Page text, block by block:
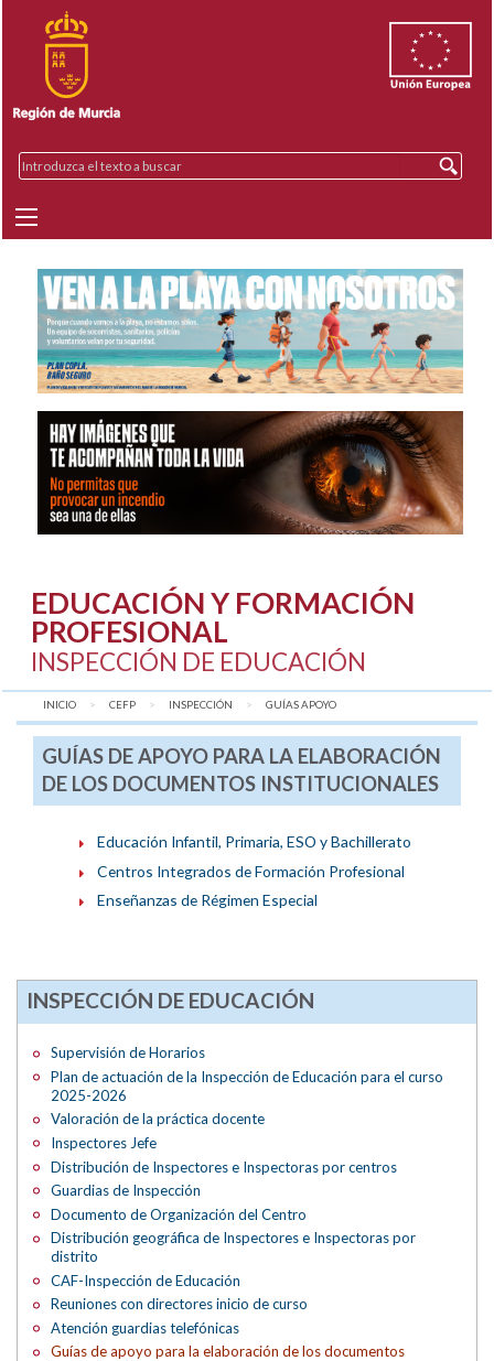
EDUCACIÓN Y FORMACIÓN
PROFESIONAL
INSPECCIÓN DE EDUCACIÓN
INICIO CEFP INSPECCIÓN AQUÍ:
GUÍAS APOYO
GUÍAS DE APOYO PARA LA ELABORACIÓN
DE LOS DOCUMENTOS INSTITUCIONALES
Educación Infantil, Primaria, ESO y Bachillerato
Centros Integrados de Formación Profesional
Enseñanzas de Régimen Especial
INSPECCIÓN DE EDUCACIÓN
Supervisión de Horarios
Plan de actuación de la Inspección de Educación para el curso
2025-2026
Valoración de la práctica docente
Inspectores Jefe
Distribución de Inspectores e Inspectoras por centros
Guardias de Inspección
Documento de Organización del Centro
Distribución geográfica de Inspectores e Inspectoras por
distrito
CAF-Inspección de Educación
Reuniones con directores inicio de curso
Atención guardias telefónicas
Guías de apoyo para la elaboración de los documentos